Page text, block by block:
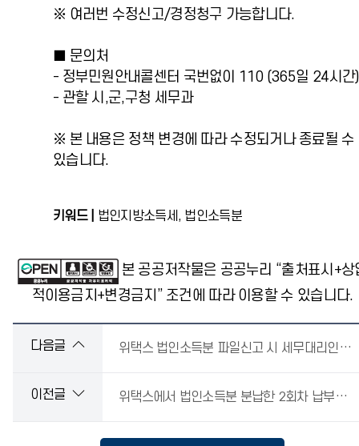
※ 여러번 수정신고/경정청구 가능합니다.
■ 문의처
- 정부민원안내콜센터 국번없이 110 (365일 24시간)
- 관할 시,군,구청 세무과
※ 본 내용은 정책 변경에 따라 수정되거나 종료될 수
있습니다.
키워드 | 법인지방소득세, 법인소득분
본 공공저작물은 공공누리 “출처표시+상
적이용금지+변경금지” 조건에 따라 이용할 수 있습니다.
다음글 위택스 법인소득분 파일신고 시 세무대리인으로 등록된 사용자가 아니라고 합니다.
이전글 위택스에서 법인소득분 분납한 2회차 납부서는 어디에서 출력가능한가요?